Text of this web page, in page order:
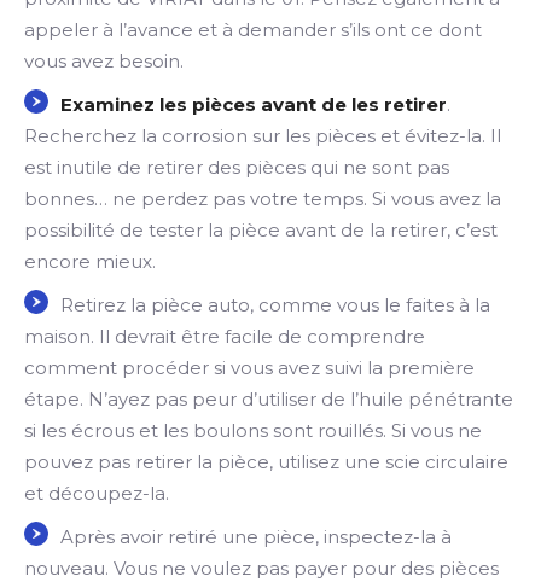
appeler à l’avance et à demander s’ils ont ce dont
vous avez besoin.
Examinez les pièces avant de les retirer.
Recherchez la corrosion sur les pièces et évitez-la. Il
est inutile de retirer des pièces qui ne sont pas
bonnes… ne perdez pas votre temps. Si vous avez la
possibilité de tester la pièce avant de la retirer, c’est
encore mieux.
Retirez la pièce auto, comme vous le faites à la
maison. Il devrait être facile de comprendre
comment procéder si vous avez suivi la première
étape. N’ayez pas peur d’utiliser de l’huile pénétrante
si les écrous et les boulons sont rouillés. Si vous ne
pouvez pas retirer la pièce, utilisez une scie circulaire
et découpez-la.
Après avoir retiré une pièce, inspectez-la à
nouveau. Vous ne voulez pas payer pour des pièces